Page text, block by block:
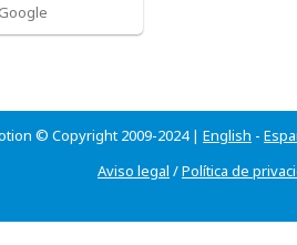
© Copyright 2009-2024 | English -
Aviso legal /Política de